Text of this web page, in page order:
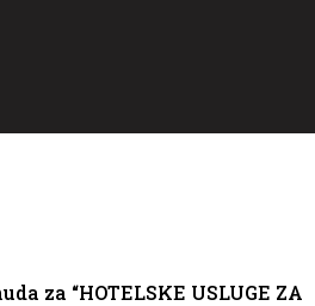
za “HOTELSKE USLUGE ZA